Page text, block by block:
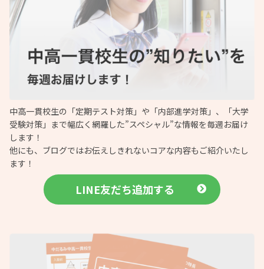
中高一貫校生の「定期テスト対策」や「内部進学対策」、「大学
受験対策」まで幅広く網羅した”スペシャル”な情報を毎週お届け
します！
他にも、ブログではお伝えしきれないコアな内容もご紹介いたし
ます！
LINE友だち追加する